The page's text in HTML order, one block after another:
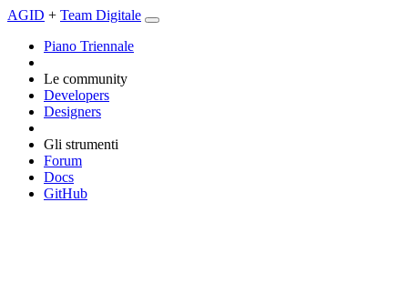
AGID + Team Digitale
Piano Triennale
Le community
Developers
Designers
Gli strumenti
Forum
Docs
GitHub